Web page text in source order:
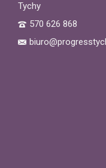
Tychy
570 626 868